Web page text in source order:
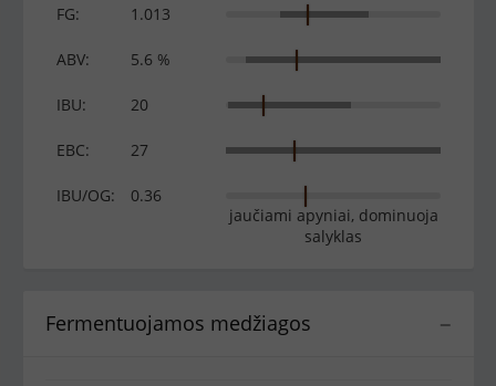
FG: 1.013
ABV: 5.6 %
IBU: 20
EBC: 27
IBU/OG:
0.36
jaučiami apyniai, dominuoja
salyklas
−
Fermentuojamos medžiagos